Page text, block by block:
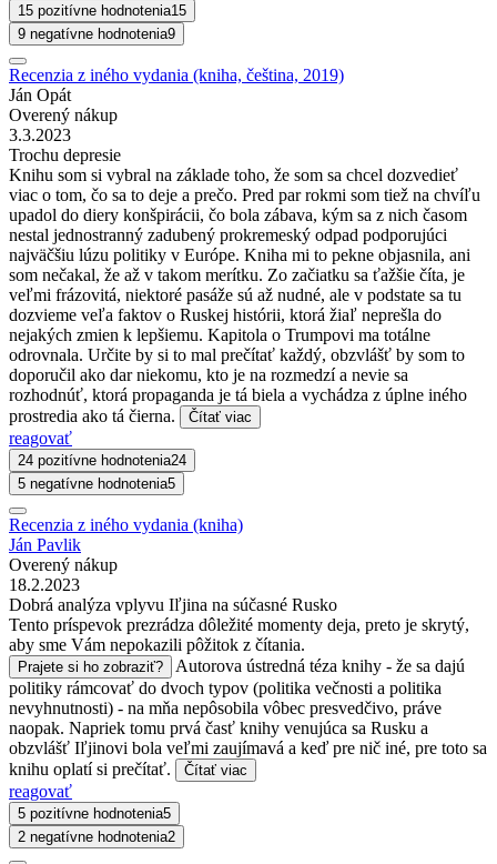
15 pozitívne hodnotenia15
9 negatívne hodnotenia9
Recenzia z iného vydania (kniha, čeština, 2019)
Ján Opát
Overený nákup
3.3.2023
Trochu depresie
Knihu som si vybral na základe toho, že som sa chcel dozvedieť
viac o tom, čo sa to deje a prečo. Pred par rokmi som tiež na chvíľu
upadol do diery konšpirácii, čo bola zábava, kým sa z nich časom
nestal jednostranný zadubený prokremeský odpad podporujúci
najväčšiu lúzu politiky v Európe. Kniha mi to pekne objasnila, ani
som nečakal, že až v takom merítku. Zo začiatku sa ťažšie číta, je
veľmi frázovitá, niektoré pasáže sú až nudné, ale v podstate sa tu
dozvieme veľa faktov o Ruskej histórii, ktorá žiaľ neprešla do
nejakých zmien k lepšiemu. Kapitola o Trumpovi ma totálne
odrovnala. Určite by si to mal prečítať každý, obzvlášť by som to
doporučil ako dar niekomu, kto je na rozmedzí a nevie sa
rozhodnúť, ktorá propaganda je tá biela a vychádza z úplne iného
prostredia ako tá čierna.
Čítať viac
reagovať
24 pozitívne hodnotenia24
5 negatívne hodnotenia5
Recenzia z iného vydania (kniha)
Ján Pavlik
Overený nákup
18.2.2023
Dobrá analýza vplyvu Iľjina na súčasné Rusko
Tento príspevok prezrádza dôležité momenty deja, preto je skrytý,
aby sme Vám nepokazili pôžitok z čítania.
Prajete si ho zobraziť?
Autorova ústredná téza knihy - že sa dajú
politiky rámcovať do dvoch typov (politika večnosti a politika
nevyhnutnosti) - na mňa nepôsobila vôbec presvedčivo, práve
naopak. Napriek tomu prvá časť knihy venujúca sa Rusku a
obzvlášť Iľjinovi bola veľmi zaujímavá a keď pre nič iné, pre toto sa
knihu oplatí si prečítať.
Čítať viac
reagovať
5 pozitívne hodnotenia5
2 negatívne hodnotenia2